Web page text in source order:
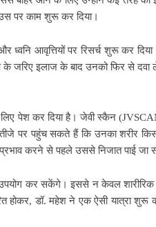
पर काम शुरू कर दिया।
ध्वनि आवृत्तियों पर रिसर्च शुरू कर
के जरिए इलाज के बाद उनको फिर से
पेश कर दिया है। जेवी स्कैन
पर पहुंच सकते हैं कि उनका शरीर
प्रभाव करने से पहले उससे निजात पाई जा
उपयोग कर सकेंगे। इससे न केवल शारीरिक
डॉ. महेश ने एक ऐसी यात्रा शुरू